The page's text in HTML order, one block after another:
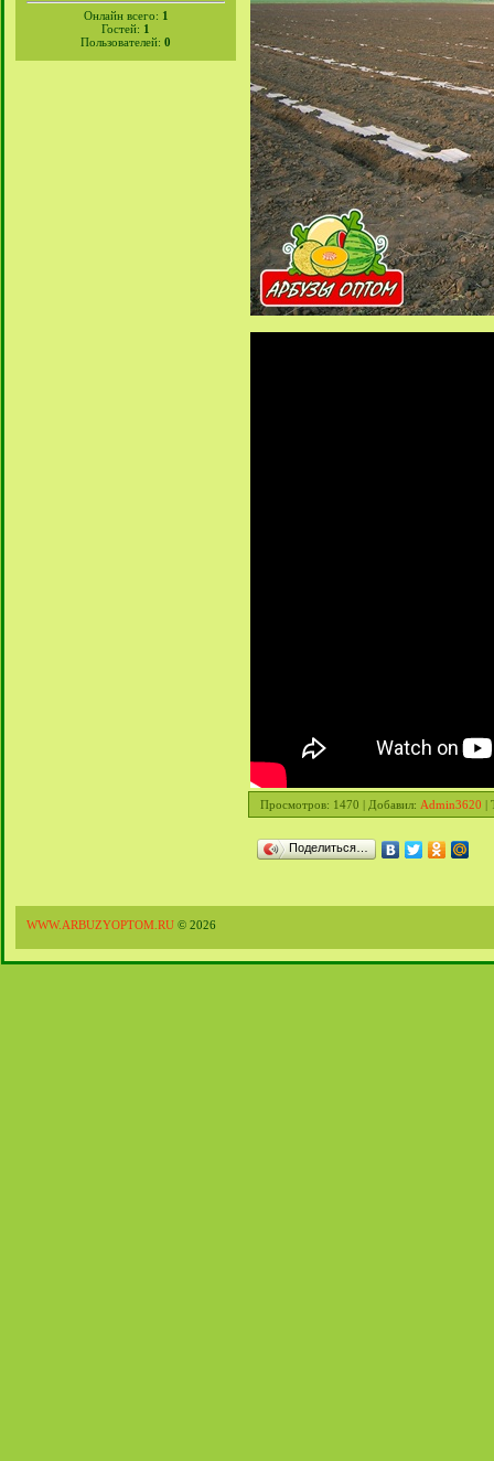
Онлайн всего: 1
Гостей: 1
Пользователей: 0
Просмотров: 1470 | Добавил: Admin3620 |
Поделиться…
WWW.ARBUZYOPTOM.RU © 2026